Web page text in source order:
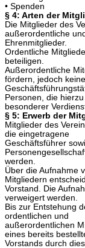
• Spenden
§ 4: Arten der
Die Mitglieder des
außerordentliche und
Ehrenmitglieder.
Ordentliche
beteiligen.
Außerordentliche
fördern, jedoch keine
Personen, die
besonderer
§ 5: Erwerb der
Mitglieder des
die eingetragene
Geschäftsführer
werden.
Über die Aufnahme
Mitgliedern
Vorstand. Die
verweigert werden.
Bis zur Entstehung
ordentlichen und
außerordentlichen
eines bereits
Vorstands durch